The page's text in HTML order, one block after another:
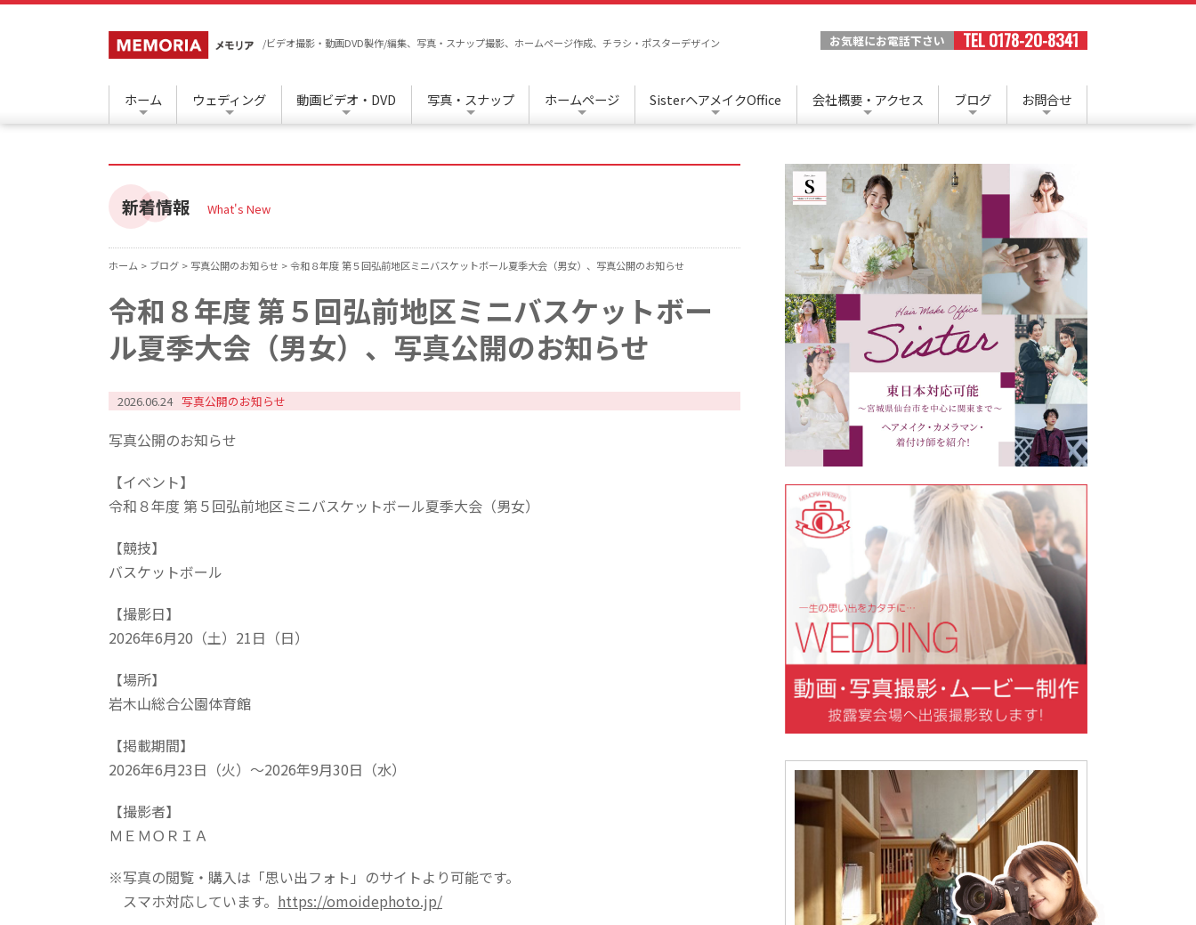
/ビデオ撮影・動画DVD製作/編集、写真・スナップ撮影、ホームページ作成、チラシ・ポスターデザイン お気軽にお電話下さい TEL 0178-20-8341
ホーム ウェディング 動画ビデオ・DVD 写真・スナップ ホームページ SisterヘアメイクOffice 会社概要・アクセス ブログ お問合せ
新着情報 What's New
ホーム > ブログ > 写真公開のお知らせ >令和８年度 第５回弘前地区ミニバスケットボール夏季大会（男女）、写真公開のお知らせ
令和８年度 第５回弘前地区ミニバスケットボー
ル夏季大会（男女）、写真公開のお知らせ
2026.06.24 写真公開のお知らせ
写真公開のお知らせ
【イベント】
令和８年度 第５回弘前地区ミニバスケットボール夏季大会（男女）
【競技】
バスケットボール
【撮影日】
2026年6月20（土）21日（日）
【場所】
岩木山総合公園体育館
【掲載期間】
2026年6月23日（火）～2026年9月30日（水）
【撮影者】
ＭＥＭＯＲＩＡ
※写真の閲覧・購入は「思い出フォト」のサイトより可能です。
スマホ対応しています。 https://omoidephoto.jp/